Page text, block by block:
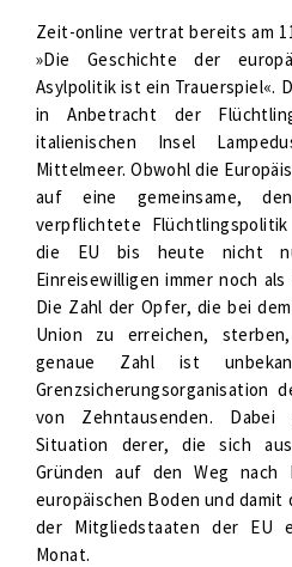
Zeit-online vertrat bereits am
»Die Geschichte der
Asylpolitik ist ein Trauerspiel«.
in Anbetracht der
italienischen Insel
Mittelmeer. Obwohl die
auf eine gemeinsame,
verpflichtete
die EU bis heute nicht
Einreisewilligen immer noch
Die Zahl der Opfer, die bei
Union zu erreichen,
genaue Zahl ist
Grenzsicherungsorganisation
von Zehntausenden.
Situation derer, die sich
Gründen auf den Weg nach
europäischen Boden und
der Mitgliedstaaten der EU
Monat.